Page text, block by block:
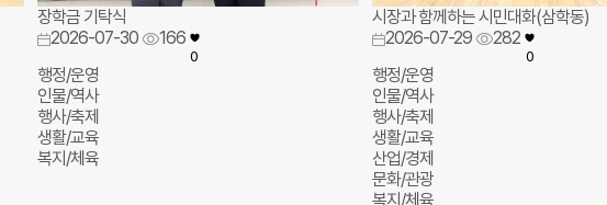
장학금 기탁식
2026-07-30
166
0
행정/운영
인물/역사
행사/축제
생활/교육
복지/체육
시장과 함께하는 시민대화(삼학동)
2026-07-29
282
0
행정/운영
인물/역사
행사/축제
생활/교육
산업/경제
문화/관광
복지/체육